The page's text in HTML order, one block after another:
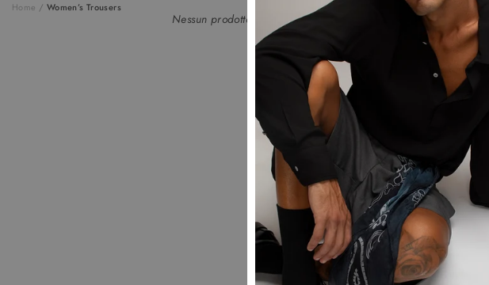
Home / Women’s Trousers
Nessun prodotto trovato in questa collezione